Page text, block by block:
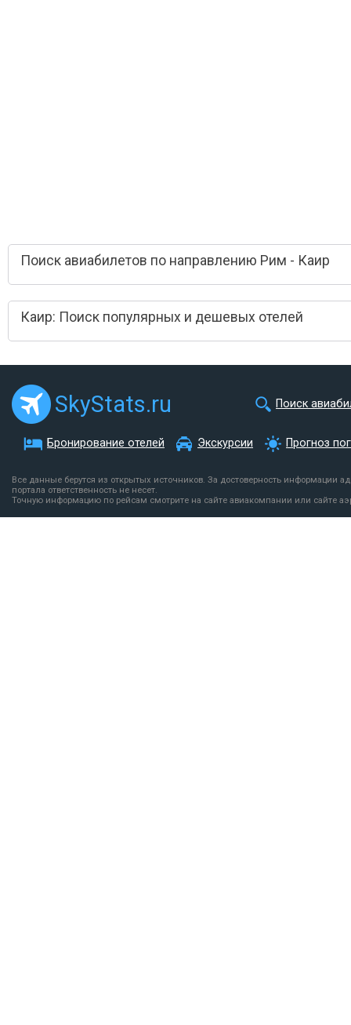
Поиск авиабилетов по направлению Рим - Каир
Каир: Поиск популярных и дешевых отелей
SkyStats.ru Поиск
Бронирование отелей Экскурсии Прогноз
Все данные берутся из открытых источников. За достоверность информации
портала ответственность не несет.
Точную информацию по рейсам смотрите на сайте авиакомпании или сайте